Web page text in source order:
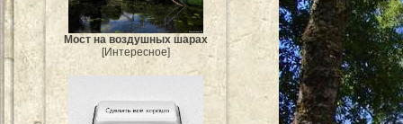
Мост на воздушных шарах
[Интересное]